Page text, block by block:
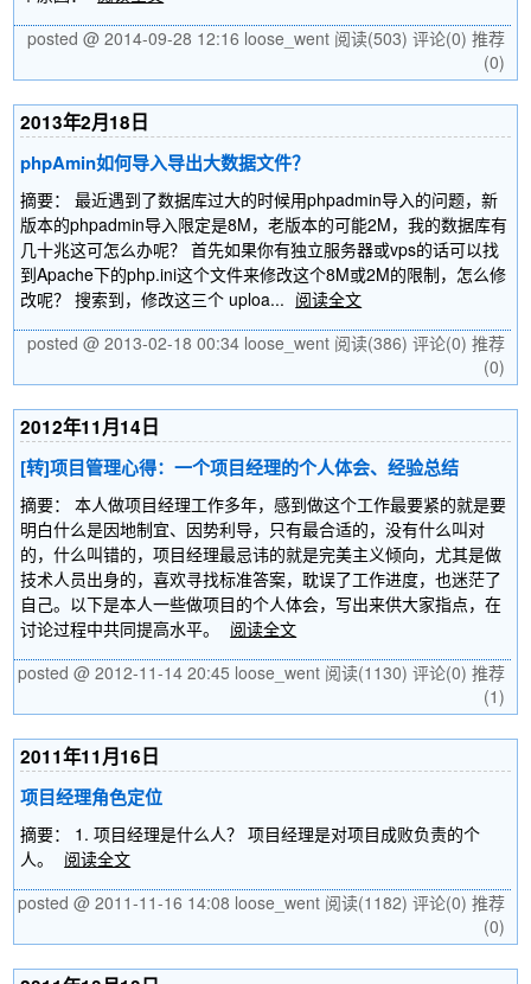
posted @ 2014-09-28 12:16 loose_went 阅读(503) 评论(0) 推荐
(0)
2013年2月18日
phpAmin如何导入导出大数据文件？
摘要： 最近遇到了数据库过大的时候用phpadmin导入的问题，新
版本的phpadmin导入限定是8M，老版本的可能2M，我的数据库有
几十兆这可怎么办呢？ 首先如果你有独立服务器或vps的话可以找
到Apache下的php.ini这个文件来修改这个8M或2M的限制，怎么修
改呢？ 搜索到，修改这三个 uploa... 阅读全文
posted @ 2013-02-18 00:34 loose_went 阅读(386) 评论(0) 推荐
(0)
2012年11月14日
[转]项目管理心得：一个项目经理的个人体会、经验总结
摘要： 本人做项目经理工作多年，感到做这个工作最要紧的就是要
明白什么是因地制宜、因势利导，只有最合适的，没有什么叫对
的，什么叫错的，项目经理最忌讳的就是完美主义倾向，尤其是做
技术人员出身的，喜欢寻找标准答案，耽误了工作进度，也迷茫了
自己。以下是本人一些做项目的个人体会，写出来供大家指点，在
讨论过程中共同提高水平。
阅读全文
posted @ 2012-11-14 20:45 loose_went 阅读(1130) 评论(0) 推荐
(1)
2011年11月16日
项目经理角色定位
摘要： 1. 项目经理是什么人？ 项目经理是对项目成败负责的个
人。
阅读全文
posted @ 2011-11-16 14:08 loose_went 阅读(1182) 评论(0) 推荐
(0)